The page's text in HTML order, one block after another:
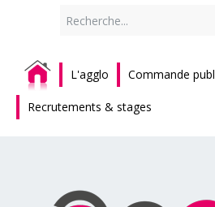
L'agglo Commande
Recrutements & stages